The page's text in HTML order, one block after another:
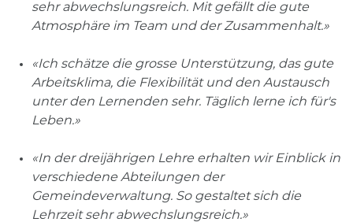
sehr abwechslungsreich. Mit gefällt die gute
Atmosphäre im Team und der Zusammenhalt.»
«Ich schätze die grosse Unterstützung, das gute
Arbeitsklima, die Flexibilität und den Austausch
unter den Lernenden sehr. Täglich lerne ich für's
Leben.»
«In der dreijährigen Lehre erhalten wir Einblick in
verschiedene Abteilungen der
Gemeindeverwaltung. So gestaltet sich die
Lehrzeit sehr abwechslungsreich.»